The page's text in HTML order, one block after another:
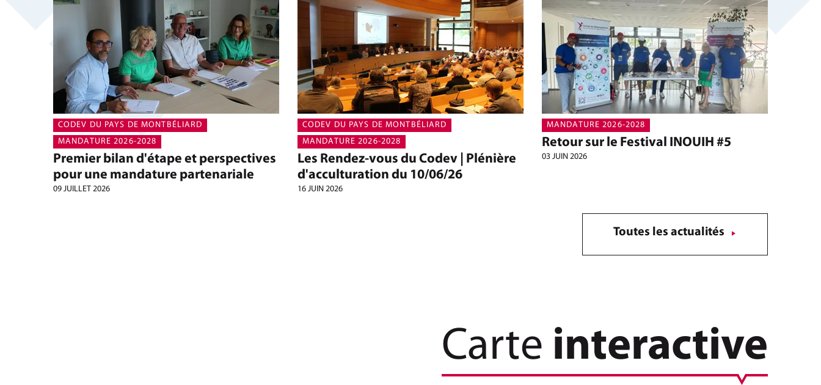
Premier bilan d'étape et perspectives
pour une mandature partenariale
09 JUILLET 2026
CODEV DU PAYS DE MONTBÉLIARD
MANDATURE 2026-2028
Les Rendez-vous du Codev | Plénière
d'acculturation du 10/06/26
16 JUIN 2026
CODEV DU PAYS DE MONTBÉLIARD
MANDATURE 2026-2028
Retour sur le Festival INOUIH #5
03 JUIN 2026
MANDATURE 2026-2028
Toutes les actualités
Carte interactive